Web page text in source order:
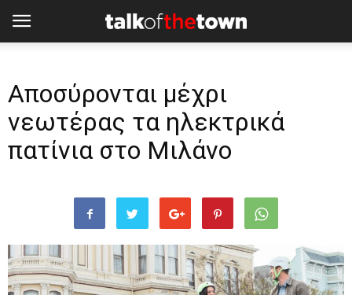
Aποσύρονται μέχρι
νεωτέρας τα ηλεκτρικά
πατίνια στο Μιλάνο